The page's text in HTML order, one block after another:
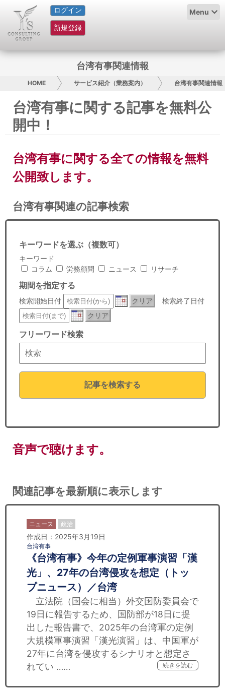
ログイン
新規登録
Menu
HOME
サービス紹介
グループ概要
採用情報
お問い合わせ
日本人にPR
コンサルティング
リサーチ
ＩＴ
飲食店情報
台湾有事関連情報
HOME サービス紹介（業務案内） 台湾有事関連情報
台湾有事に関する記事を無料公
開中！
台湾有事に関する全ての情報を無料
公開致します。
台湾有事関連の記事検索
キーワードを選ぶ（複数可）
キーワード
コラム
労務顧問 ニュース リサーチ
期間を指定する
検索開始日付 クリア
検索終了日付
クリア
フリーワード検索
記事を検索する
音声で聴けます。
関連記事を最新順に表示します
ニュース 政治
作成日：2025年3月19日
台湾有事
《台湾有事》今年の定例軍事演習「漢
光」、27年の台湾侵攻を想定（トッ
プニュース）／台湾
立法院（国会に相当）外交国防委員会で
19日に報告するため、国防部が18日に提
出した報告書で、2025年の台湾軍の定例
大規模軍事演習「漢光演習」は、中国軍が
27年に台湾を侵攻するシナリオと想定さ
れてい ……
続きを読む